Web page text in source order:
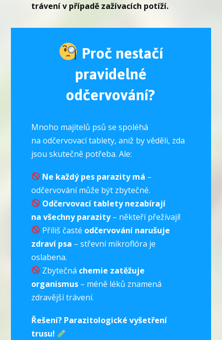
trávení v případě zažívacích potíží.
Proč nestačí
pravidelné
odčervování?
Mnoho majitelů psů se spoléhá
na odčervovací tablety, aniž by věděli, zda
jsou skutečně potřeba. Ale:
Ne každý pes parazity má –
odčervování může být zbytečné.
Odčervovací tablety nezabírají
na všechny parazity– někteří přežívají!
Příliš časté odčervování narušuje
zdraví psa – střevní mikroflóra je
oslabena.
Zbytečná chemie zatěžuje
organismus– méně léků znamená
zdravější trávení.
Řešení? Parazitologické vyšetření
trusu!